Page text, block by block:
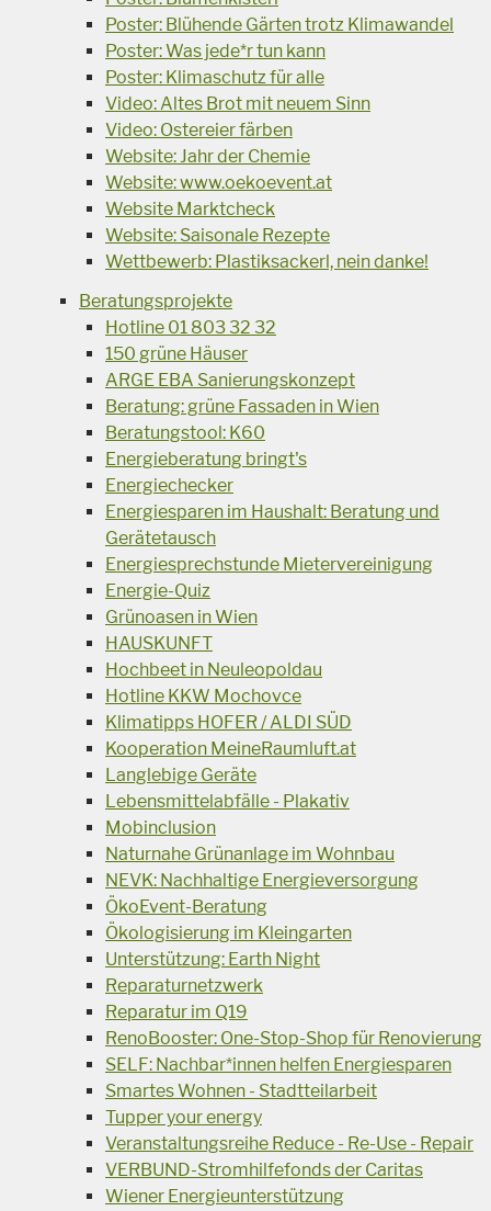
Poster: Blühende Gärten trotz Klimawandel
Poster: Was jede*r tun kann
Poster: Klimaschutz für alle
Video: Altes Brot mit neuem Sinn
Video: Ostereier färben
Website: Jahr der Chemie
Website: www.oekoevent.at
Website Marktcheck
Website: Saisonale Rezepte
Wettbewerb: Plastiksackerl, nein danke!
Beratungsprojekte
Hotline 01 803 32 32
150 grüne Häuser
ARGE EBA Sanierungskonzept
Beratung: grüne Fassaden in Wien
Beratungstool: K60
Energieberatung bringt's
Energiechecker
Energiesparen im Haushalt: Beratung und
Gerätetausch
Energiesprechstunde Mietervereinigung
Energie-Quiz
Grünoasen in Wien
HAUSKUNFT
Hochbeet in Neuleopoldau
Hotline KKW Mochovce
Klimatipps HOFER / ALDI SÜD
Kooperation MeineRaumluft.at
Langlebige Geräte
Lebensmittelabfälle - Plakativ
Mobinclusion
Naturnahe Grünanlage im Wohnbau
NEVK: Nachhaltige Energieversorgung
ÖkoEvent-Beratung
Ökologisierung im Kleingarten
Unterstützung: Earth Night
Reparaturnetzwerk
Reparatur im Q19
RenoBooster: One-Stop-Shop für Renovierung
SELF: Nachbar*innen helfen Energiesparen
Smartes Wohnen - Stadtteilarbeit
Tupper your energy
Veranstaltungsreihe Reduce - Re-Use - Repair
VERBUND-Stromhilfefonds der Caritas
Wiener Energieunterstützung